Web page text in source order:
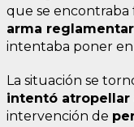
que se
arma
intentaba poner
La situación se
intentó atropellar
intervención de